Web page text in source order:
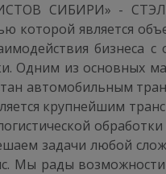
СИБИРИ» -
которой является
бизнеса с
Одним из основных
автомобильным
крупнейшим
обработки
задачи любой
Мы рады